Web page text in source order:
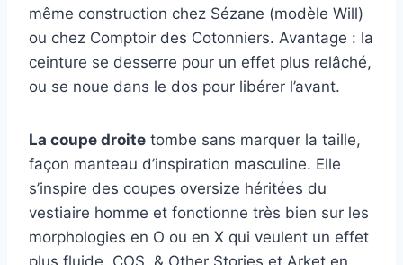
même construction chez Sézane (modèle Will)
ou chez Comptoir des Cotonniers. Avantage : la
ceinture se desserre pour un effet plus relâché,
ou se noue dans le dos pour libérer l’avant.
La coupe droite tombe sans marquer la taille,
façon manteau d’inspiration masculine. Elle
s’inspire des coupes oversize héritées du
vestiaire homme et fonctionne très bien sur les
morphologies en O ou en X qui veulent un effet